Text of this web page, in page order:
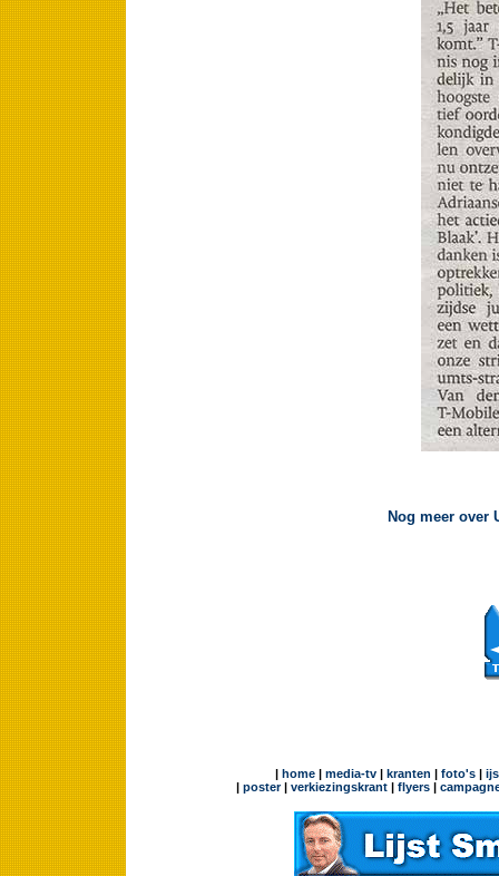
Nog meer over
| home| media-tv| kranten | foto's|
| poster| verkiezingskrant | flyers |